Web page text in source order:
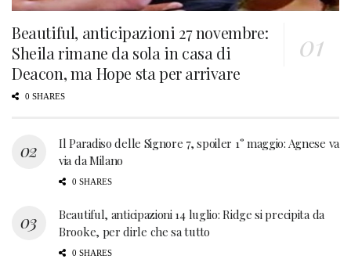
Beautiful, anticipazioni 27 novembre:
Sheila rimane da sola in casa di
Deacon, ma Hope sta per arrivare
0 SHARES
Il Paradiso delle Signore 7, spoiler 1° maggio: Agnese va
via da Milano
0 SHARES
Beautiful, anticipazioni 14 luglio: Ridge si precipita da
Brooke, per dirle che sa tutto
0 SHARES